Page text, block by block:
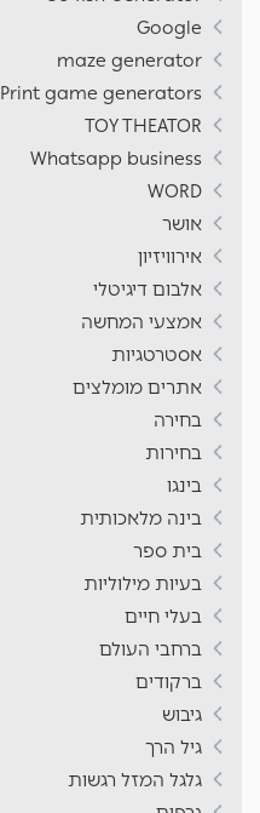
Google
maze generator
Print game generators
TOY THEATOR
Whatsapp business
WORD
אושר
אירוויזיון
אלבום דיגיטלי
אמצעי המחשה
אסטרטגיות
אתרים מומלצים
בחירה
בחירות
בינגו
בינה מלאכותית
בית ספר
בעיות מילוליות
בעלי חיים
ברחבי העולם
ברקודים
גיבוש
גיל הרך
גלגל המזל רגשות